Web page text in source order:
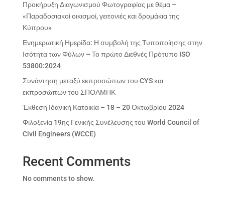
Προκήρυξη Διαγωνισμού Φωτογραφίας με θέμα –
«Παραδοσιακοί οικισμοί, γειτονιές και δρομάκια της
Κύπρου»
Ενημερωτική Ημερίδα: Η συμβολή της Τυποποίησης στην
Ισότητα των Φύλων – Το πρώτο Διεθνές Πρότυπο ISO
53800:2024
Συνάντηση μεταξύ εκπροσώπων του CYS και
εκπροσώπων του ΣΠΟΛΜΗΚ
Έκθεση Ιδανική Κατοικία – 18 – 20 Οκτωβρίου 2024
Φιλοξενία 19ης Γενικής Συνέλευσης του World Council of
Civil Engineers (WCCE)
Recent Comments
No comments to show.